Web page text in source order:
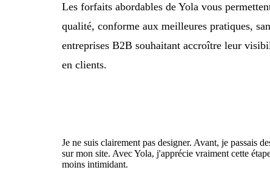
Les forfaits abordables de Yola vous
qualité, conforme aux meilleures pratiques,
entreprises B2B souhaitant accroître leur
en clients.
Je ne suis clairement pas designer. Avant, je passais
sur mon site. Avec Yola, j'apprécie vraiment cette
moins intimidant.